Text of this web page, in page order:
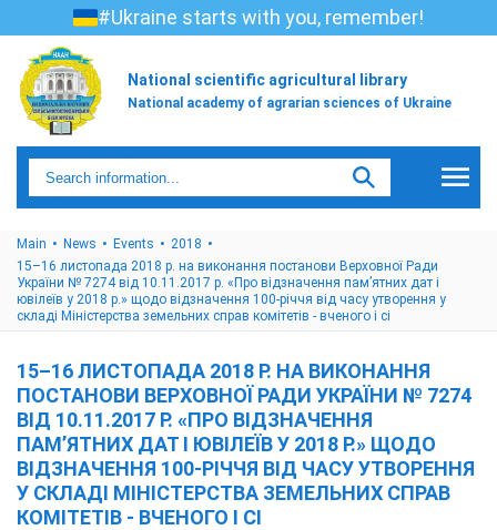
#Ukraine starts with you, remember!
National scientific agricultural library
National academy of agrarian sciences of Ukraine
Main News Events
2018
15–16 листопада 2018 р. на виконання постанови Верховної Ради
України № 7274 від 10.11.2017 р. «Про відзначення пам’ятних дат і
ювілеїв у 2018 р.» щодо відзначення 100-річчя від часу утворення у
складі Міністерства земельних справ комітетів - вченого і сі
15–16 ЛИСТОПАДА 2018 Р. НА ВИКОНАННЯ
ПОСТАНОВИ ВЕРХОВНОЇ РАДИ УКРАЇНИ № 7274
ВІД 10.11.2017 Р. «ПРО ВІДЗНАЧЕННЯ
ПАМ’ЯТНИХ ДАТ І ЮВІЛЕЇВ У 2018 Р.» ЩОДО
ВІДЗНАЧЕННЯ 100-РІЧЧЯ ВІД ЧАСУ УТВОРЕННЯ
У СКЛАДІ МІНІСТЕРСТВА ЗЕМЕЛЬНИХ СПРАВ
КОМІТЕТІВ - ВЧЕНОГО І СІ